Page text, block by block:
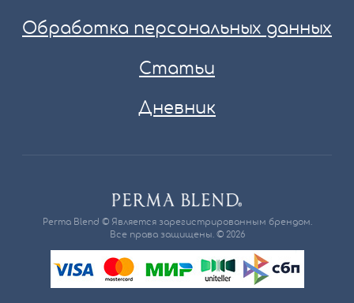
Обработка персональных данных
Статьи
Дневник
Perma Blend © Является зарегистрированным брендом.
Все права защищены. © 2026